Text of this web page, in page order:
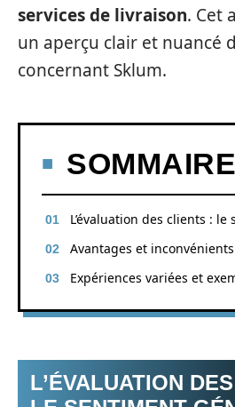
services de livraison. Cet
un aperçu clair et nuancé
concernant Sklum.
SOMMAIRE
L’évaluation des clients :
Avantages et
Expériences variées et
L’ÉVALUATION